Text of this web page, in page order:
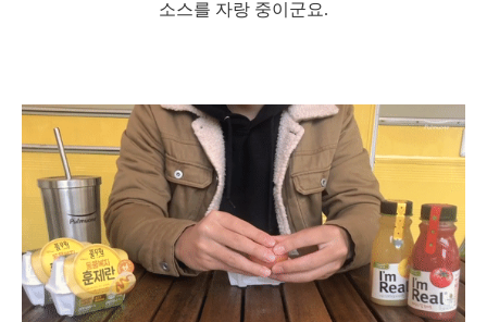
소스를 자랑 중이군요.